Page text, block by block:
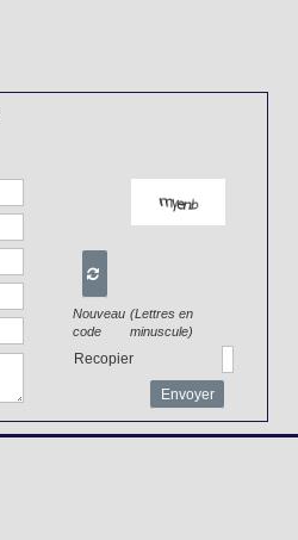

Nouveau
code
(Lettres en
minuscule)
Recopier
Envoyer